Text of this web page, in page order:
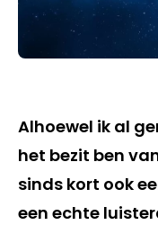
Alhoewel ik al
het bezit ben
sinds kort ook
een echte